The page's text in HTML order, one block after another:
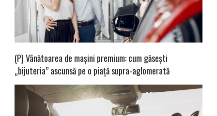
(P) Vânătoarea de mașini premium: cum găsești
„bijuteria” ascunsă pe o piață supra-aglomerată